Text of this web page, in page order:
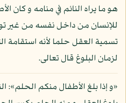
هو ما يراه النائم في منامه و كان
للإنسان من داخل نفسه من غير
تسمية العقل حلما لأنه استقامة
لزمان البلوغ قال تعالى.